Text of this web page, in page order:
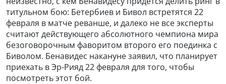
титульном бою: Бетербиев и Бивол встретятся 22
февраля в матче реванше, и далеко не все эксперты
считают действующего абсолютного чемпиона мира
безоговорочным фаворитом второго его поединка с
Биволом. Бенавидес накануне заявил, что планирует
приехать в Эр-Рияд 22 февраля для того, чтобы
посмотреть этот бой.